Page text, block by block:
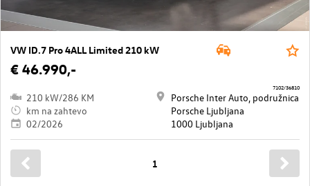
VW ID.7 Pro 4ALL Limited 210 kW
€ 46.990,-
210 kW/286 KM
km na zahtevo
02/2026
Porsche Inter Auto, podružnica
Porsche Ljubljana
1000 Ljubljana
7102/36810
1